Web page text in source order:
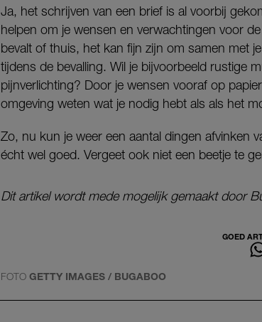
Ja, het schrijven van een brief is al voorbij
helpen om je wensen en verwachtingen voor
bevalt of thuis, het kan fijn zijn om samen met
tijdens de bevalling. Wil je bijvoorbeeld rustige
pijnverlichting? Door je wensen vooraf op
omgeving weten wat je nodig hebt als als het
Zo, nu kun je weer een aantal dingen afvinken
écht wel goed. Vergeet ook niet een beetje te
Dit artikel wordt mede mogelijk gemaakt door
GOED
FOTO GETTY IMAGES / BUGABOO